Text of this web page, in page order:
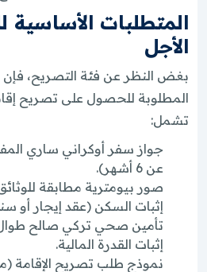
المتطلبات الأساسية
الأجل
بغض النظر عن فئة التصريح، فإن
المطلوبة للحصول على تصريح
تشمل:
جواز سفر أوكراني ساري
عن 6 أشهر).
صور بيومترية مطابقة
إثبات السكن (عقد إيجار أو
تأمين صحي تركي صالح طوال
إثبات القدرة المالية.
نموذج طلب تصريح الإقامة